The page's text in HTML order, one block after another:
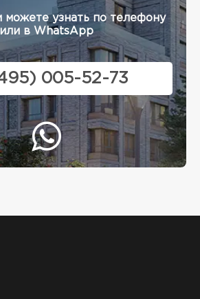
можете узнать по телефону
или в WhatsApp
005-52-73